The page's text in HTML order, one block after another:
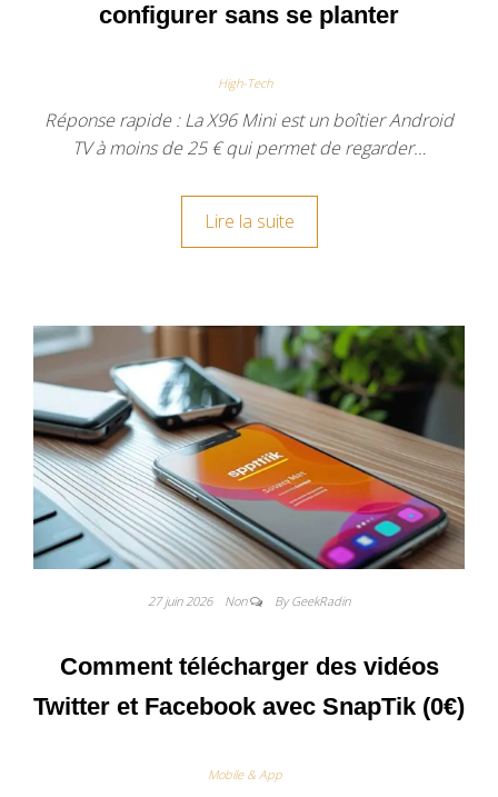
configurer sans se planter
High-Tech
Réponse rapide : La X96 Mini est un boîtier Android
TV à moins de 25 € qui permet de regarder…
Lire la suite
27 juin 2026 Non By GeekRadin
Comment télécharger des vidéos
Twitter et Facebook avec SnapTik (0€)
Mobile & App